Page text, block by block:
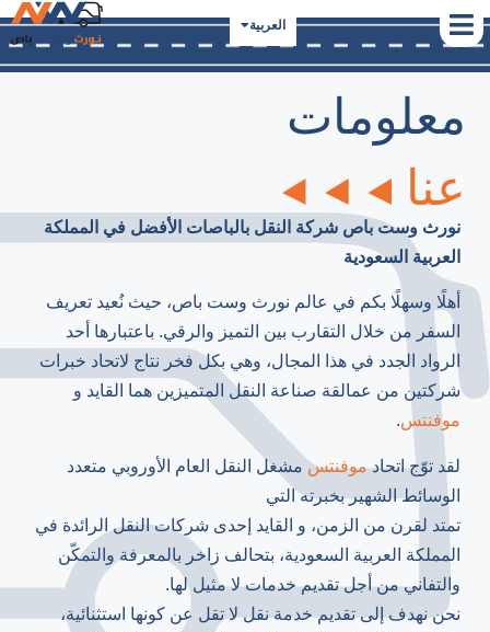
العربيةاردو
معلومات
عنا
نورث وست باص شركة النقل بالباصات الأفضل في المملكة
العربية السعودية
أهلًا وسهلًا بكم في عالم نورث وست باص، حيث نُعيد تعريف
السفر من خلال التقارب بين التميز والرقي. باعتبارها أحد
الرواد الجدد في هذا المجال، وهي بكل فخر نتاج لاتحاد خبرات
شركتين من عمالقة صناعة النقل المتميزين هما القايد و
موفنتس.
لقد توّج اتحادموفنتسمشغل النقل العام الأوروبي متعدد
الوسائط الشهير بخبرته التي
تمتد لقرن من الزمن، و القايد إحدى شركات النقل الرائدة في
المملكة العربية السعودية، بتحالف زاخر بالمعرفة والتمكّن
والتفاني من أجل تقديم خدمات لا مثيل لها.
نحن نهدف إلى تقديم خدمة نقل لا تقل عن كونها استثنائية،